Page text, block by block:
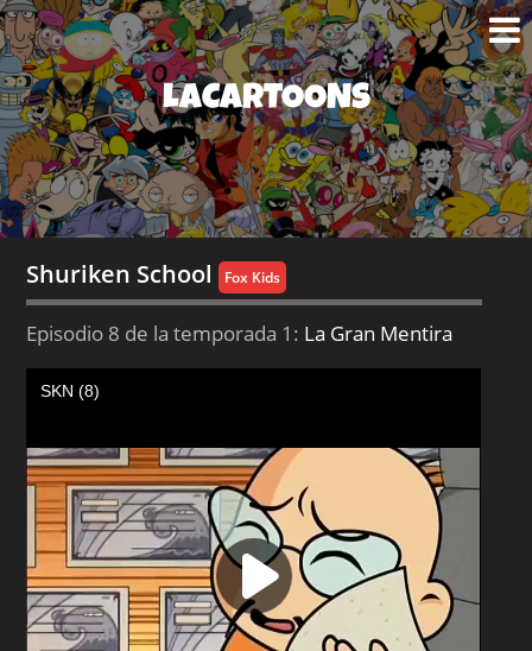
LACARTOONS
Shuriken School Fox Kids
Episodio 8 de la temporada 1: La Gran Mentira